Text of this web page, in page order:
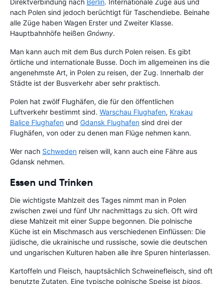
Direktverbindung nach Berlin. Internationale Züge aus und
nach Polen sind jedoch berüchtigt für Taschendiebe. Beinahe
alle Züge haben Wagen Erster und Zweiter Klasse.
Hauptbahnhöfe heißen Gnówny.
Man kann auch mit dem Bus durch Polen reisen. Es gibt
örtliche und internationale Busse. Doch im allgemeinen ins die
angenehmste Art, in Polen zu reisen, der Zug. Innerhalb der
Städte ist der Busverkehr aber sehr praktisch.
Polen hat zwölf Flughäfen, die für den öffentlichen
Luftverkehr bestimmt sind. Warschau Flughafen, Krakau
Balice Flughafen und Gdansk Flughafen sind drei der
Flughäfen, von oder zu denen man Flüge nehmen kann.
Wer nach Schweden reisen will, kann auch eine Fähre aus
Gdansk nehmen.
Essen und Trinken
Die wichtigste Mahlzeit des Tages nimmt man in Polen
zwischen zwei und fünf Uhr nachmittags zu sich. Oft wird
diese Mahlzeit mit einer Suppe begonnen. Die polnische
Küche ist ein Mischmasch aus verschiedenen Einflüssen: Die
jüdische, die ukrainische und russische, sowie die deutschen
und ungarischen Kulturen haben alle ihre Spuren hinterlassen.
Kartoffeln und Fleisch, hauptsächlich Schweinefleisch, sind oft
benutzte Zutaten. Eine typische polnische Speise ist bigos,